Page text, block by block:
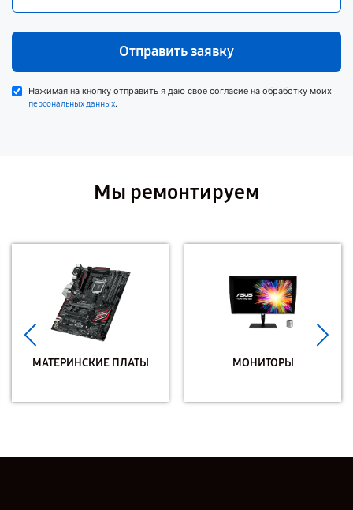
Отправить заявку
Нажимая на кнопку отправить я даю свое согласие на обработку моих
персональных данных.
Мы ремонтируем
МАТЕРИНСКИЕ ПЛАТЫ МОНИТОРЫ